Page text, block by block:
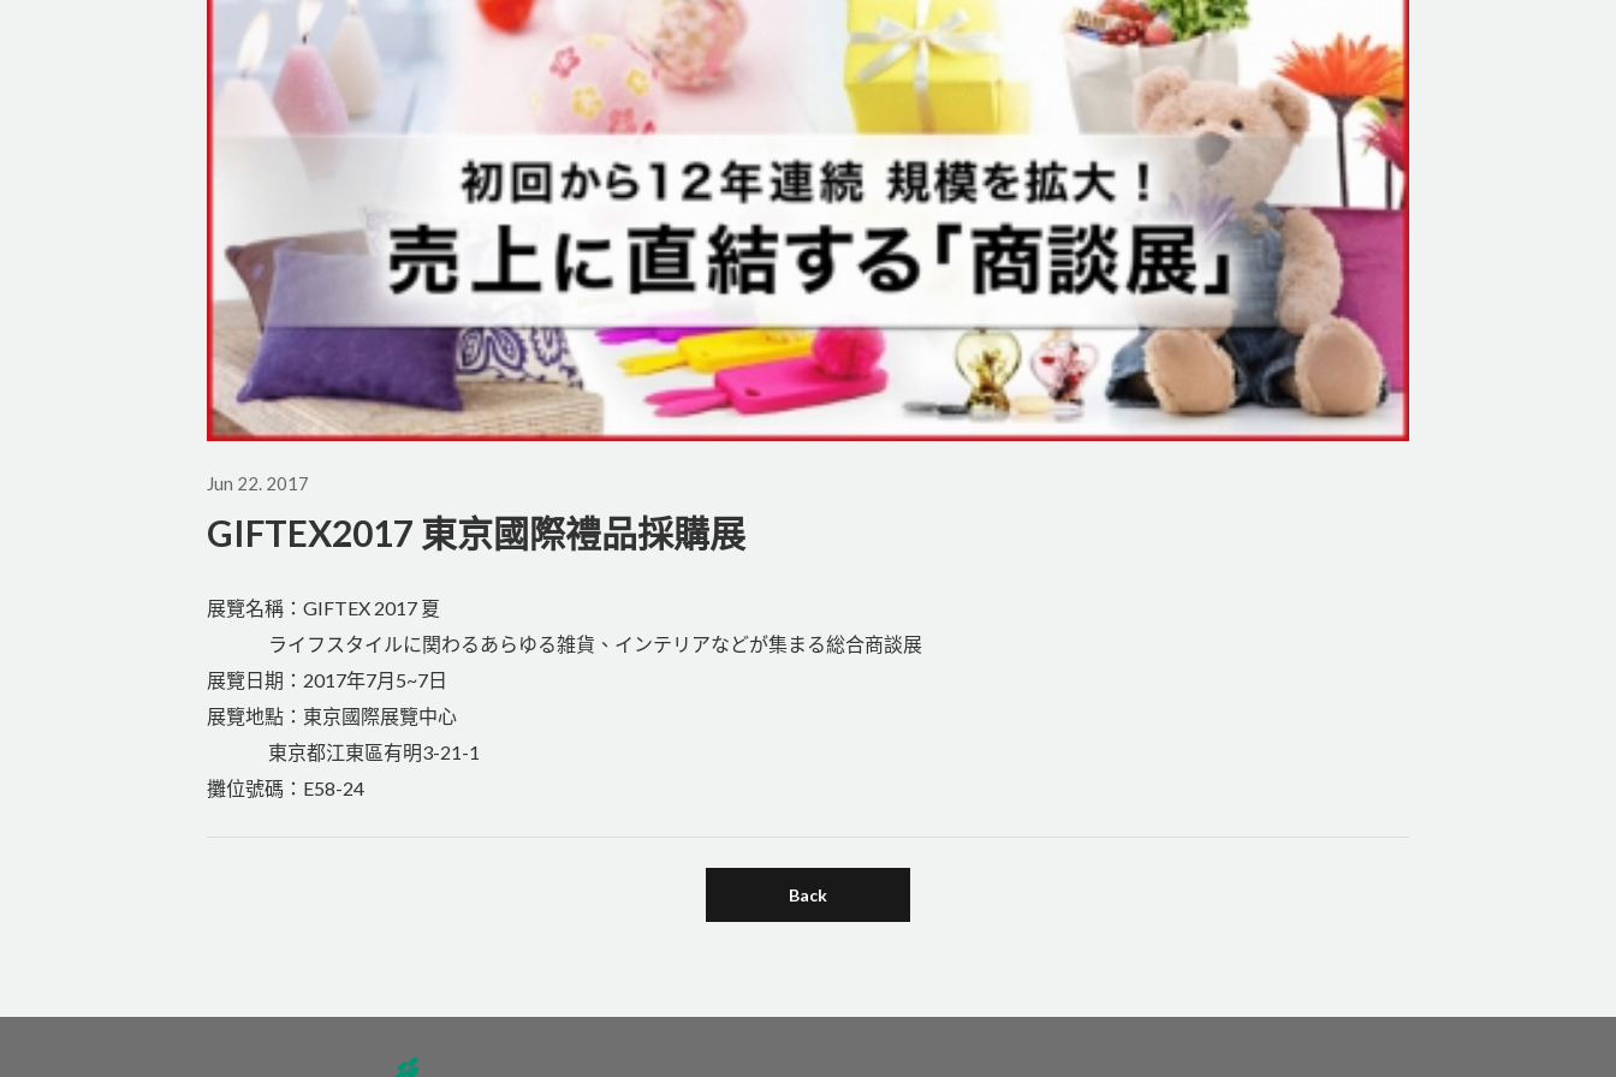
Jun 22. 2017
GIFTEX2017 東京國際禮品採購展
展覽名稱：GIFTEX 2017 夏
ライフスタイルに関わるあらゆる雑貨、インテリアなどが集まる総合商談展
展覽日期：2017年7月5~7日
展覽地點：東京國際展覽中心
東京都江東區有明3-21-1
攤位號碼：E58-24
Back